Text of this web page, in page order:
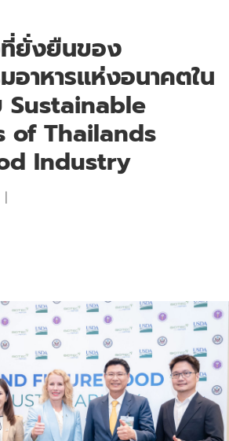
ที่ยั่งยืนของ
อาหารแห่งอนาคตใน
Sustainable
of Thailands
Industry
|